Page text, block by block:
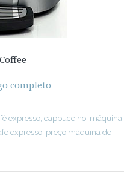
completo
expresso, cappuccino, máquina
expresso, preço máquina de